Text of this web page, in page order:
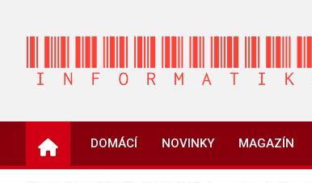
DOMÁCÍ NOVINKY MAGAZÍN